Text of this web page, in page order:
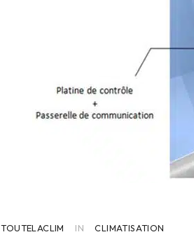
TOUTELACLIM IN CLIMATISATION